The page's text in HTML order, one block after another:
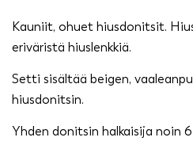
Kauniit, ohuet hiusdonitsit.
eriväristä hiuslenkkiä.
Setti sisältää beigen,
hiusdonitsin.
Yhden donitsin halkaisija noin 6